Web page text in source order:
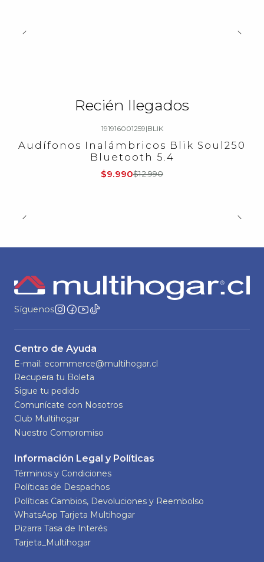
Recién llegados
-23%OFF
191916001259|BLIK
Audífonos Inalámbricos Blik Soul250
Bluetooth 5.4
$9.990$12.990
Síguenos
Centro de Ayuda
E-mail: ecommerce@multihogar.cl
Recupera tu Boleta
Sigue tu pedido
Comunícate con Nosotros
Club Multihogar
Nuestro Compromiso
Información Legal y Políticas
Términos y Condiciones
Políticas de Despachos
Políticas Cambios, Devoluciones y Reembolso
WhatsApp Tarjeta Multihogar
Pizarra Tasa de Interés
Tarjeta_Multihogar